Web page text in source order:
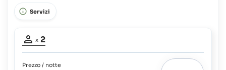
Viaggi di nozze, Viaggiatori indipendenti, Viaggiatori low
budget, Camera, Letto singolo, Letto king, Letto supplementare
bambino (0-12)
Servizi
Partecipanti
x 2
Prezzo / notte